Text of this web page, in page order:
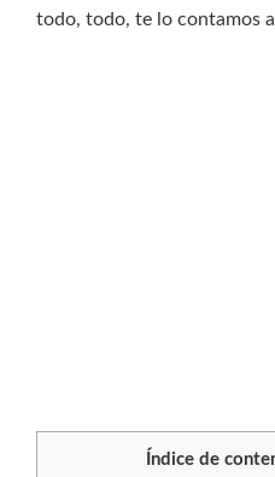
todo, todo, te lo contamos
Índice de